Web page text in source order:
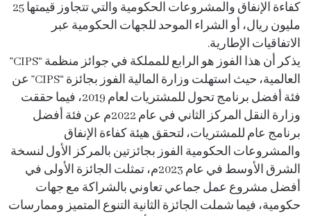
كفاءة الإنفاق والمشروعات الحكومية والتي تتجاوز قيمتها 25
مليون ريال، أو الشراء الموحد للجهات الحكومية عبر
الاتفاقيات الإطارية.
يذكر أن هذا الفوز هو الرابع للمملكة في جوائز منظمة “CIPS”
العالمية، حيث استهلت وزارة المالية الفوز بجائزة “CIPS” عن
فئة أفضل برنامج تحول للمشتريات لعام 2019، فيما حققت
وزارة النقل المركز الثاني في عام 2022م عن فئة أفضل
برنامج عام للمشتريات، لتحقق هيئة كفاءة الإنفاق
والمشروعات الحكومية الفوز بجائزتين بالمركز الأول لنسخة
الشرق الأوسط في عام 2023م، تمثلت الجائزة الأولى في
أفضل مشروع عمل جماعي تعاوني بالشراكة مع جهات
حكومية، فيما شملت الجائزة الثانية التنوع المتميز وممارسات